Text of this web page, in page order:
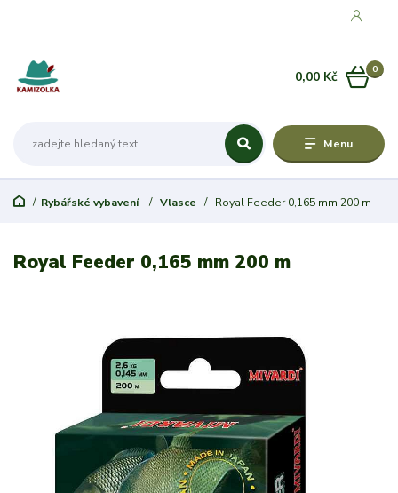
Menu
0
0,00 Kč
Rybářské vybavení Vlasce Royal Feeder 0,165 mm 200 m
Royal Feeder 0,165 mm 200 m